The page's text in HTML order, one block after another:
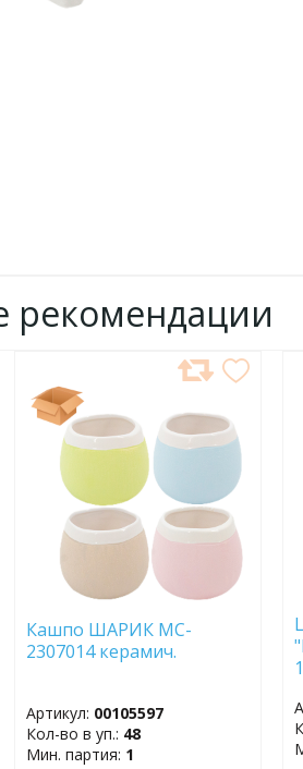
рекомендации
ДОБАВИТЬ
В
ИЗБРАННОЕ
Кашпо ШАРИК MC-
2307014 керамич.
Артикул: 00105597
Кол-во в уп.: 48
Мин. партия: 1